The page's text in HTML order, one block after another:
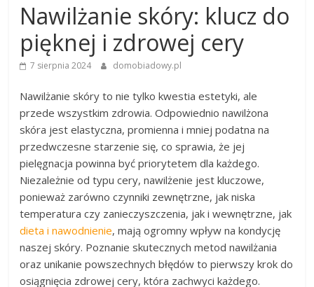
Nawilżanie skóry: klucz do
pięknej i zdrowej cery
7 sierpnia 2024 domobiadowy.pl
Nawilżanie skóry to nie tylko kwestia estetyki, ale
przede wszystkim zdrowia. Odpowiednio nawilżona
skóra jest elastyczna, promienna i mniej podatna na
przedwczesne starzenie się, co sprawia, że jej
pielęgnacja powinna być priorytetem dla każdego.
Niezależnie od typu cery, nawilżenie jest kluczowe,
ponieważ zarówno czynniki zewnętrzne, jak niska
temperatura czy zanieczyszczenia, jak i wewnętrzne, jak
dieta i nawodnienie, mają ogromny wpływ na kondycję
naszej skóry. Poznanie skutecznych metod nawilżania
oraz unikanie powszechnych błędów to pierwszy krok do
osiągnięcia zdrowej cery, która zachwyci każdego.